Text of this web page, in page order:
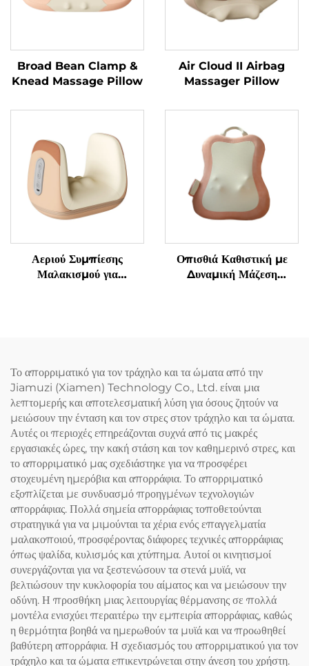
Broad Bean Clamp &
Knead Massage Pillow
Air Cloud II Airbag
Massager Pillow
Αεριού Συμπίεσης
Μαλακισμού για
Οπισθιά Καθιστική με
Δυναμική Μάζεση
Το απορριματικό για τον τράχηλο και τα ώματα από την
Jiamuzi (Xiamen) Technology Co., Ltd. είναι μια
λεπτομερής και αποτελεσματική λύση για όσους ζητούν να
μειώσουν την ένταση και τον στρες στον τράχηλο και τα ώματα.
Αυτές οι περιοχές επηρεάζονται συχνά από τις μακρές
εργασιακές ώρες, την κακή στάση και τον καθημερινό στρες, και
το απορριματικό μας σχεδιάστηκε για να προσφέρει
στοχευμένη ημερόβια και απορράφια. Το απορριματικό
εξοπλίζεται με συνδυασμό προηγμένων τεχνολογιών
απορράφιας. Πολλά σημεία απορράφιας τοποθετούνται
στρατηγικά για να μιμούνται τα χέρια ενός επαγγελματία
μαλακοποιού, προσφέροντας διάφορες τεχνικές απορράφιας
όπως ψαλίδα, κυλισμός και χτύπημα. Αυτοί οι κινητισμοί
συνεργάζονται για να ξεστενώσουν τα στενά μυϊά, να
βελτιώσουν την κυκλοφορία του αίματος και να μειώσουν την
οδύνη. Η προσθήκη μιας λειτουργίας θέρμανσης σε πολλά
μοντέλα ενισχύει περαιτέρω την εμπειρία απορράφιας, καθώς
η θερμότητα βοηθά να ημερωθούν τα μυϊά και να προωθηθεί
βαθύτερη απορράφια. Η σχεδιασμός του απορριματικού για τον
τράχηλο και τα ώματα επικεντρώνεται στην άνεση του χρήστη.